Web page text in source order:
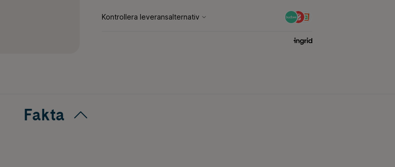
Fakta